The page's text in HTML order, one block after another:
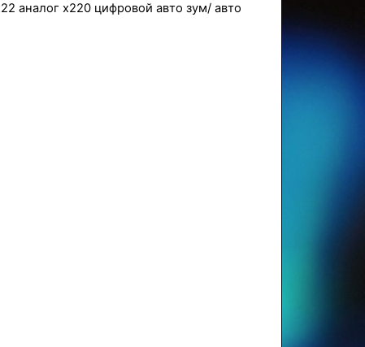
аналог х220 цифровой авто зум/ авто